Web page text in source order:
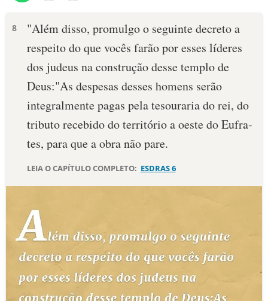
PALAVRA DO DIA
SALMO DO DIA
DEVOCIONAL DIÁRIO
10 MANDAMENTOS
ESTUDOS BÍBLICOS
TEMAS
PERGUNTE À BÍBLIA IA
TERMO BÍBLICO JOGOS
8
"Além disso, promulgo o seguinte decreto a
respeito do que vocês farão por esses líderes
dos judeus na construção desse templo de
Deus:"As despesas desses homens serão
integralmente pagas pela tesouraria do rei, do
tributo recebido do território a oeste do Eufra­
tes, para que a obra não pare.
LEIA O CAPÍTULO COMPLETO: ESDRAS 6